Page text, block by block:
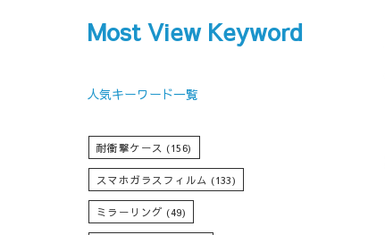
Most View Keyword
人気キーワード一覧
耐衝撃ケース (156)
スマホガラスフィルム (133)
ミラーリング (49)